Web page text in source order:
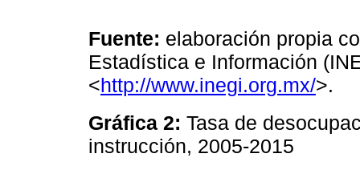
Fuente: elaboración propia
Estadística e Información
<http://www.inegi.org.mx/>.
Gráfica 2: Tasa de
instrucción, 2005-2015